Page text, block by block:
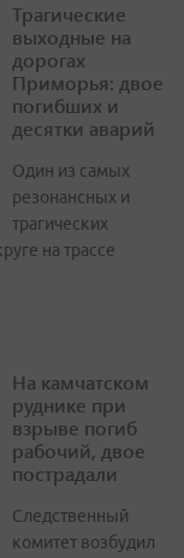
Трагические
выходные на
дорогах
Приморья: двое
погибших и
десятки аварий
Один из самых
резонансных и
трагических
на трассе
На камчатском
руднике при
взрыве погиб
рабочий, двое
пострадали
Следственный
комитет возбудил